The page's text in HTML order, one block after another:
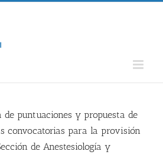
de puntuaciones y propuesta de
convocatorias para la provisión
de Anestesiología y